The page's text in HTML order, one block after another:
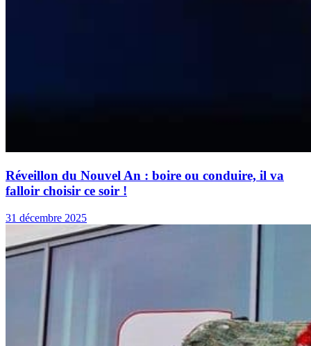
Réveillon du Nouvel An : boire ou conduire, il va
falloir choisir ce soir !
31 décembre 2025